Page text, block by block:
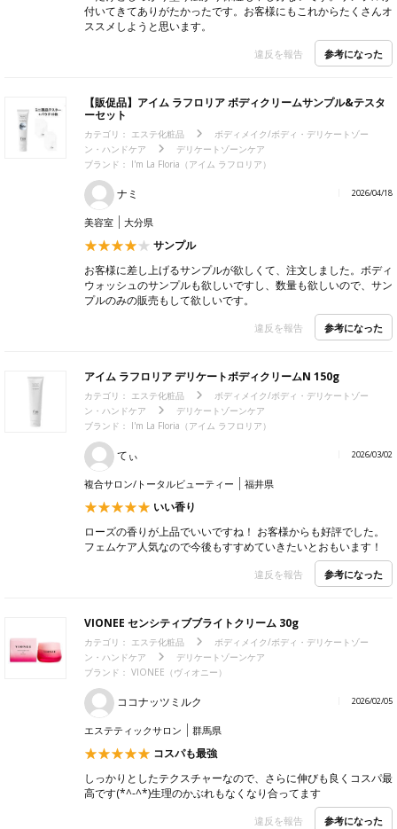
付いてきてありがたかったです。お客様にもこれからたくさんオ
ススメしようと思います。
違反を報告 参考になった
【販促品】アイム ラフロリア ボディクリームサンプル&テスタ
ーセット
カテゴリ： エステ化粧品
ボディメイク/ボディ・デリケートゾー
ン・ハンドケア
デリケートゾーンケア
ブランド： I'm La Floria（アイム ラフロリア）
ナミ 2026/04/18
美容室 大分県
サンプル
お客様に差し上げるサンプルが欲しくて、注文しました。ボディ
ウォッシュのサンプルも欲しいですし、数量も欲しいので、サン
プルのみの販売もして欲しいです。
違反を報告 参考になった
アイム ラフロリア デリケートボディクリームN 150g
カテゴリ： エステ化粧品
ボディメイク/ボディ・デリケートゾー
ン・ハンドケア
デリケートゾーンケア
ブランド： I'm La Floria（アイム ラフロリア）
てぃ 2026/03/02
複合サロン/トータルビューティー 福井県
いい香り
ローズの香りが上品でいいですね！ お客様からも好評でした。
フェムケア人気なので今後もすすめていきたいとおもいます！
違反を報告 参考になった
VIONEE センシティブブライトクリーム 30g
カテゴリ： エステ化粧品
ボディメイク/ボディ・デリケートゾー
ン・ハンドケア
デリケートゾーンケア
ブランド： VIONEE（ヴィオニー）
ココナッツミルク 2026/02/05
エステティックサロン 群馬県
コスパも最強
しっかりとしたテクスチャーなので、さらに伸びも良くコスパ最
高です(*^-^*)生理のかぶれもなくなり合ってます
違反を報告 参考になった